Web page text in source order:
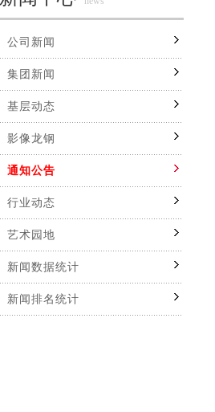
公司新闻
集团新闻
基层动态
影像龙钢
通知公告
行业动态
艺术园地
新闻数据统计
新闻排名统计